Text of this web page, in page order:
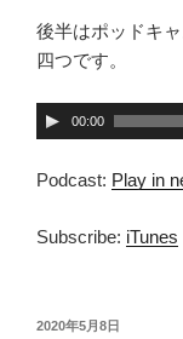
後半はポッドキ
四つです。
音
声
プ
ー
00:00
Podcast: Play in
Subscribe: iTunes
投
2020年5月8日